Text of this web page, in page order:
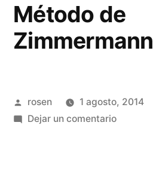
Método de
Zimmermann
Publicado
por
rosen 1 agosto, 2014
Dejar un comentarioen